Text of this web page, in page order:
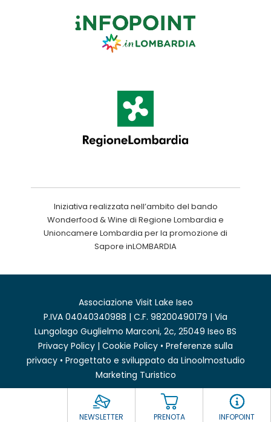
NEWSLETTER PRENOTA INFOPOINT
Iniziativa realizzata nell’ambito del bando
Wonderfood & Wine di Regione Lombardia e
Unioncamere Lombardia per la promozione di
Sapore inLOMBARDIA
Associazione Visit Lake Iseo
P.IVA 04040340988 | C.F. 98200490179 | Via
Lungolago Guglielmo Marconi, 2c, 25049 Iseo BS
Privacy Policy | Cookie Policy • Preferenze sulla
privacy• Progettato e sviluppato da Linoolmostudio
Marketing Turistico